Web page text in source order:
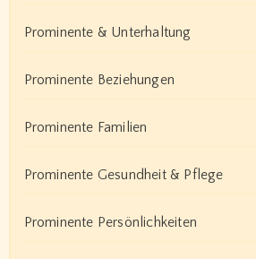
Prominente & Unterhaltung
Prominente Beziehungen
Prominente Familien
Prominente Gesundheit & Pflege
Prominente Persönlichkeiten